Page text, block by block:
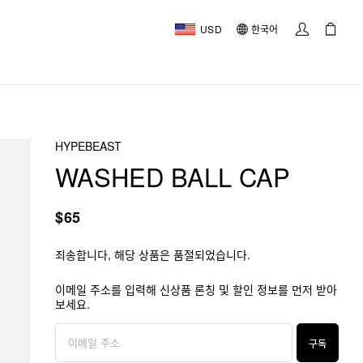
USD 한국어
HYPEBEAST
WASHED BALL CAP
$65
죄송합니다, 해당 상품은 품절되었습니다.
이메일 주소를 입력해 신상품 론칭 및 할인 정보를 먼저 받아
보세요.
구독